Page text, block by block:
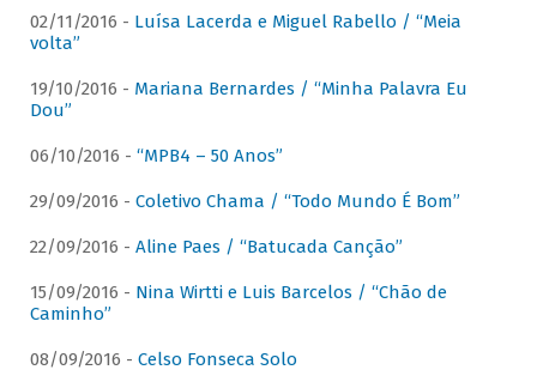
02/11/2016 - Luísa Lacerda e Miguel Rabello / “Meia
volta”
19/10/2016 - Mariana Bernardes / “Minha Palavra Eu
Dou”
06/10/2016 - “MPB4 – 50 Anos”
29/09/2016 - Coletivo Chama / “Todo Mundo É Bom”
22/09/2016 - Aline Paes / “Batucada Canção”
15/09/2016 - Nina Wirtti e Luis Barcelos / “Chão de
Caminho”
08/09/2016 - Celso Fonseca Solo